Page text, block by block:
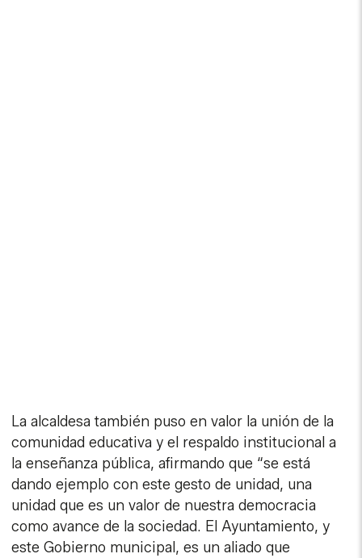
La alcaldesa también puso en valor la unión de la
comunidad educativa y el respaldo institucional a
la enseñanza pública, afirmando que “se está
dando ejemplo con este gesto de unidad, una
unidad que es un valor de nuestra democracia
como avance de la sociedad. El Ayuntamiento, y
este Gobierno municipal, es un aliado que